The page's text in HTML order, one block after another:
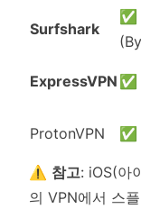
Surfshark
✅
ExpressVPN ✅
ProtonVPN ✅
⚠️ 참고: iOS(아
의 VPN에서 스